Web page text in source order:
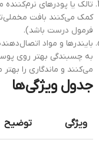
تالک یا پودرهای نرم‌کننده
کمک می‌کنند بافت
فرمول درست باشد).
بایندرها و مواد
به چسبندگی بهتر روی
می‌کنند و ماندگاری را بهتر
جدول ویژگی‌ها
ویژگی توضیح